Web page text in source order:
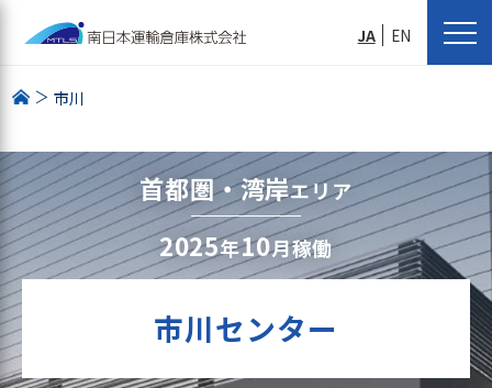
JA EN
市川
首都圏・湾岸エリア
2025年10月稼働
市川センター